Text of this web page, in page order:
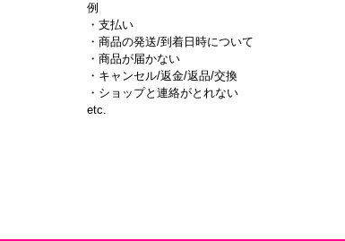
例
・支払い
・商品の発送/到着日時について
・商品が届かない
・キャンセル/返金/返品/交換
・ショップと連絡がとれない
etc.